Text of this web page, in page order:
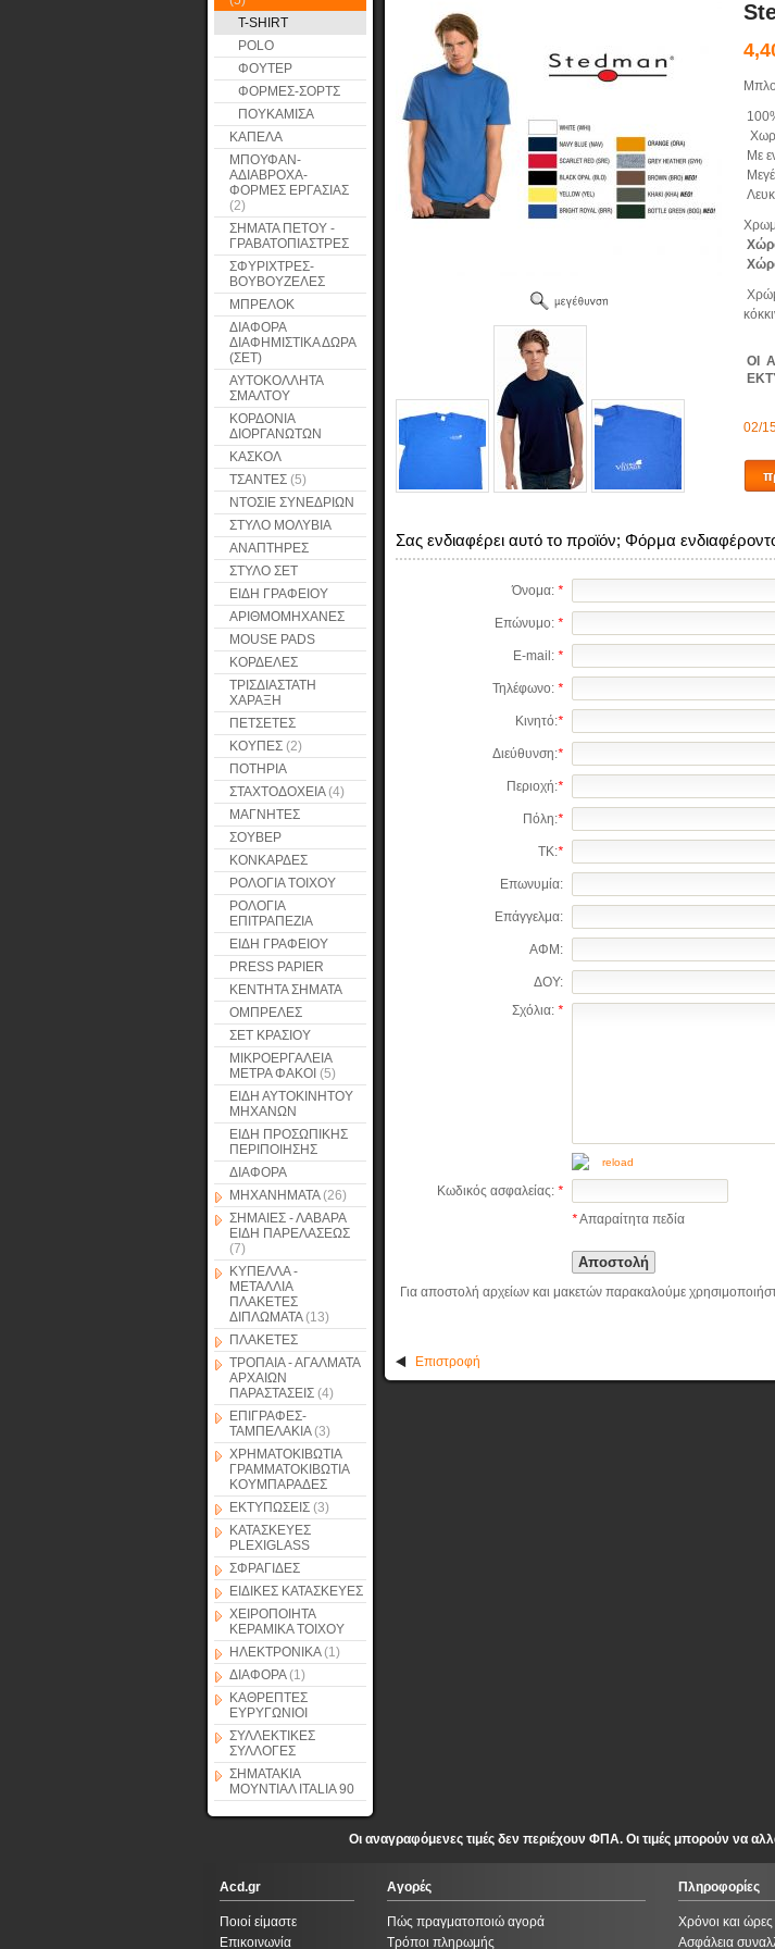
T-SHIRT
POLO
ΦΟΥΤΕΡ
ΦΟΡΜΕΣ-ΣΟΡΤΣ
ΠΟΥΚΑΜΙΣΑ
ΚΑΠΕΛΑ
ΜΠΟΥΦΑΝ-
ΑΔΙΑΒΡΟΧΑ-
ΦΟΡΜΕΣ ΕΡΓΑΣΙΑΣ
(2)
ΣΗΜΑΤΑ ΠΕΤΟΥ -
ΓΡΑΒΑΤΟΠΙΑΣΤΡΕΣ
ΣΦΥΡΙΧΤΡΕΣ-
ΒΟΥΒΟΥΖΕΛΕΣ
ΜΠΡΕΛΟΚ
ΔΙΑΦΟΡΑ
ΔΙΑΦΗΜΙΣΤΙΚΑ ΔΩΡΑ
(ΣΕΤ)
ΑΥΤΟΚΟΛΛΗΤΑ
ΣΜΑΛΤΟΥ
ΚΟΡΔΟΝΙΑ
ΔΙΟΡΓΑΝΩΤΩΝ
ΚΑΣΚΟΛ
ΤΣΑΝΤΕΣ (5)
ΝΤΟΣΙΕ ΣΥΝΕΔΡΙΩΝ
ΣΤΥΛΟ ΜΟΛΥΒΙΑ
ΑΝΑΠΤΗΡΕΣ
ΣΤΥΛΟ ΣΕΤ
ΕΙΔΗ ΓΡΑΦΕΙΟΥ
ΑΡΙΘΜΟΜΗΧΑΝΕΣ
MOUSE PADS
ΚΟΡΔΕΛΕΣ
ΤΡΙΣΔΙΑΣΤΑΤΗ
ΧΑΡΑΞΗ
ΠΕΤΣΕΤΕΣ
ΚΟΥΠΕΣ (2)
ΠΟΤΗΡΙΑ
ΣΤΑΧΤΟΔΟΧΕΙΑ(4)
ΜΑΓΝΗΤΕΣ
ΣΟΥΒΕΡ
ΚΟΝΚΑΡΔΕΣ
ΡΟΛΟΓΙΑ ΤΟΙΧΟΥ
ΡΟΛΟΓΙΑ
ΕΠΙΤΡΑΠΕΖΙΑ
ΕΙΔΗ ΓΡΑΦΕΙΟΥ
PRESS PAPIER
ΚΕΝΤΗΤΑ ΣΗΜΑΤΑ
ΟΜΠΡΕΛΕΣ
ΣΕΤ ΚΡΑΣΙΟΥ
ΜΙΚΡΟΕΡΓΑΛΕΙΑ
ΜΕΤΡΑ ΦΑΚΟΙ (5)
ΕΙΔΗ ΑΥΤΟΚΙΝΗΤΟΥ
ΜΗΧΑΝΩΝ
ΕΙΔΗ ΠΡΟΣΩΠΙΚΗΣ
ΠΕΡΙΠΟΙΗΣΗΣ
ΔΙΑΦΟΡΑ
ΜΗΧΑΝΗΜΑΤΑ(26)
ΣΗΜΑΙΕΣ - ΛΑΒΑΡΑ
ΕΙΔΗ ΠΑΡΕΛΑΣΕΩΣ
(7)
ΚΥΠΕΛΛΑ -
ΜΕΤΑΛΛΙΑ
ΠΛΑΚΕΤΕΣ
ΔΙΠΛΩΜΑΤΑ(13)
ΠΛΑΚΕΤΕΣ
ΤΡΟΠΑΙΑ - ΑΓΑΛΜΑΤΑ
ΑΡΧΑΙΩΝ
ΠΑΡΑΣΤΑΣΕΙΣ (4)
ΕΠΙΓΡΑΦΕΣ-
ΤΑΜΠΕΛΑΚΙΑ(3)
ΧΡΗΜΑΤΟΚΙΒΩΤΙΑ
ΓΡΑΜΜΑΤΟΚΙΒΩΤΙΑ
ΚΟΥΜΠΑΡΑΔΕΣ
ΕΚΤΥΠΩΣΕΙΣ (3)
ΚΑΤΑΣΚΕΥΕΣ
PLEXIGLASS
ΣΦΡΑΓΙΔΕΣ
ΕΙΔΙΚΕΣ ΚΑΤΑΣΚΕΥΕΣ
ΧΕΙΡΟΠΟΙΗΤΑ
ΚΕΡΑΜΙΚΑ ΤΟΙΧΟΥ
ΗΛΕΚΤΡΟΝΙΚΑ(1)
ΔΙΑΦΟΡΑ(1)
ΚΑΘΡΕΠΤΕΣ
ΕΥΡΥΓΩΝΙΟΙ
ΣΥΛΛΕΚΤΙΚΕΣ
ΣΥΛΛΟΓΕΣ
ΣΗΜΑΤΑΚΙΑ
ΜΟΥΝΤΙΑΛ ITALIA 90
Με
ΟΙ
02/
Σας ενδιαφέρει αυτό το προϊόν; Φόρμα
Όνομα: *
Επώνυμο: *
E-mail: *
Τηλέφωνο: *
Κινητό:*
Διεύθυνση:*
Περιοχή:*
Πόλη:*
ΤΚ:*
Επωνυμία:
Επάγγελμα:
ΑΦΜ:
ΔΟΥ:
Σχόλια: *
reload
Κωδικός ασφαλείας: *
*Απαραίτητα πεδία
Για αποστολή αρχείων και μακετών παρακαλούμε
Επιστροφή
Οι αναγραφόμενες τιμές δεν περιέχουν ΦΠΑ. Οι τιμές μπορούν να
Acd.gr
Ποιοί είμαστε
Επικοινωνία
Αγορές
Πώς πραγματοποιώ αγορά
Τρόποι πληρωμής
Πληροφορίες
Χρόνοι και
Ασφάλεια